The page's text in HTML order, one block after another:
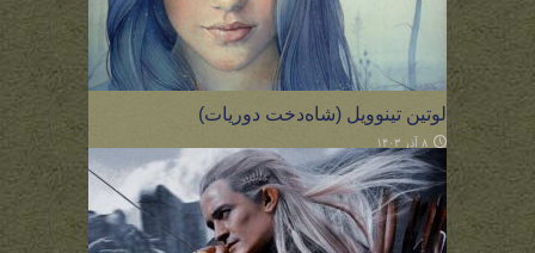
لوتین تینوویل (شاه‌دخت دوریات)
۸ آذر ۱۴۰۳